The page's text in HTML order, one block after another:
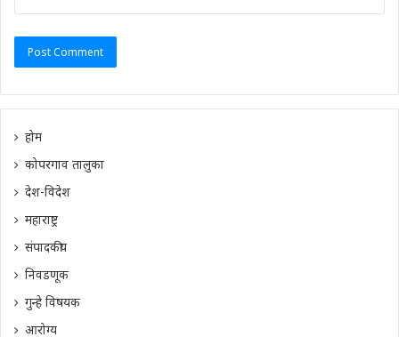
होम
कोपरगाव तालुका
देश-विदेश
महाराष्ट्र
संपादकीय
निवडणूक
गुन्हे विषयक
आरोग्य